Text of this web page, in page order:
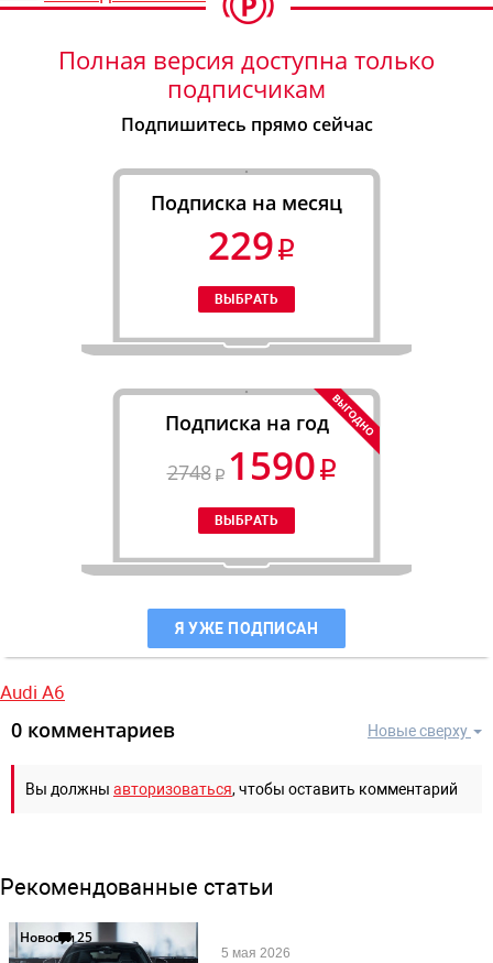
Полная версия доступна только
подписчикам
Подпишитесь прямо сейчас
Подписка на месяц
229
Подписка на год
2748
1590
Я УЖЕ ПОДПИСАН
Audi A6
Новые сверху
0 комментариев
Вы должны авторизоваться, чтобы оставить комментарий
Рекомендованные статьи
Новости25
5 мая 2026